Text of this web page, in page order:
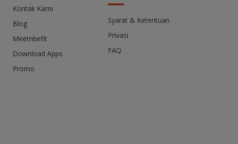
Kontak Kami
Blog
Meetnbefit
Download Apps
Promo
Syarat & Ketentuan
Privasi
FAQ